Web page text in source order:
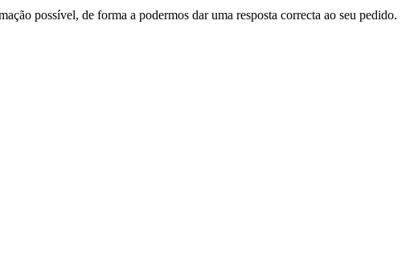
possível, de forma a podermos dar uma resposta correcta ao seu pedido.